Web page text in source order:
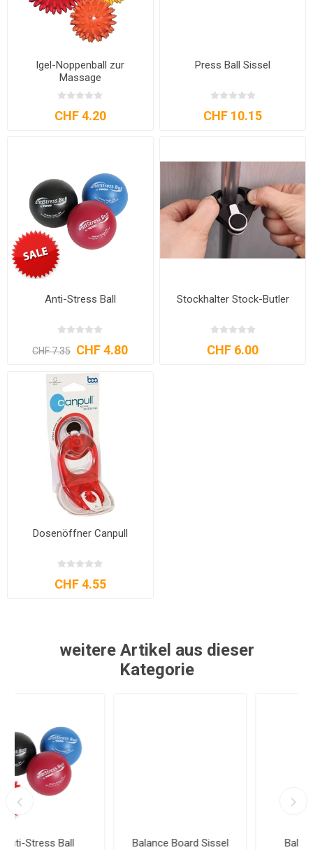
Igel-Noppenball zur
Massage
CHF 4.20
Press Ball Sissel
CHF 10.15
Anti-Stress Ball
CHF 7.35 CHF 4.80
Stockhalter Stock-Butler
CHF 6.00
Dosenöffner Canpull
CHF 4.55
weitere Artikel aus dieser
Kategorie
Balance Board Sissel
Balancefit Sissel